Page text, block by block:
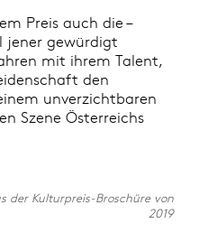
Preis auch die –
jener gewürdigt
mit ihrem Talent,
den
unverzichtbaren
Szene Österreichs
der Kulturpreis-Broschüre von
2019